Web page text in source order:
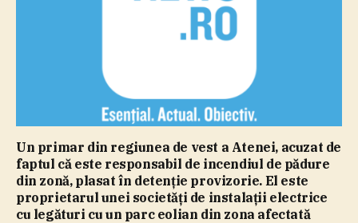
Un primar din regiunea de vest a Atenei, acuzat de
faptul că este responsabil de incendiul de pădure
din zonă, plasat în detenţie provizorie. El este
proprietarul unei societăţi de instalaţii electrice
cu legături cu un parc eolian din zona afectată